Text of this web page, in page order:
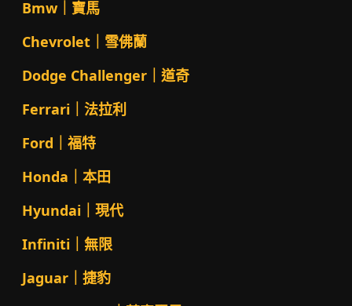
Bmw｜寶馬
Chevrolet｜雪佛蘭
Dodge Challenger｜道奇
Ferrari｜法拉利
Ford｜福特
Honda｜本田
Hyundai｜現代
Infiniti｜無限
Jaguar｜捷豹